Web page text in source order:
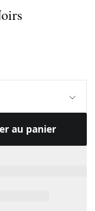
au panier